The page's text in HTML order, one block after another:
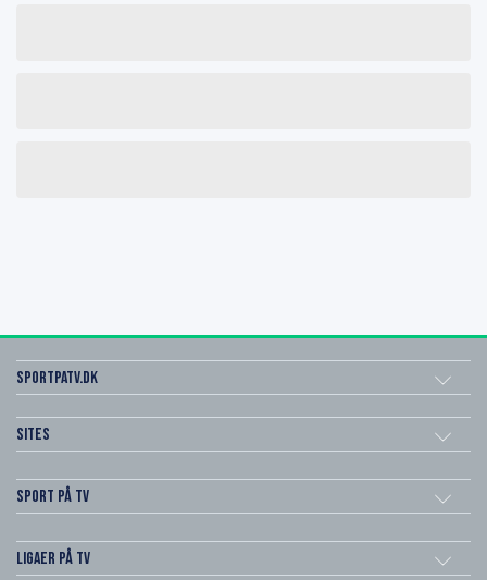
SportPaTV.dk
Sites
Sport på TV
Ligaer på TV